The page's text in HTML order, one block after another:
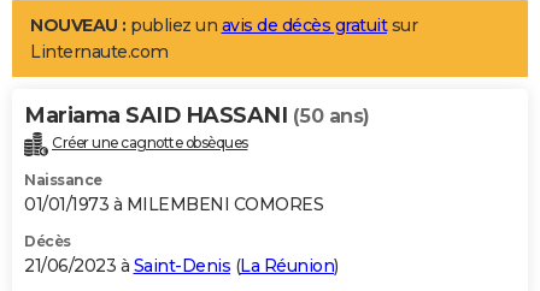
LIFESTYLE
Art de vivre
Bien-être
Loisirs
Mode
Modes de vie
Alimentation
Guide de la santé
Maladies
Médicaments
Sommeil
VOYAGE
Destinations
City break
Voyage nature
Voyage de noces
Forum
Climat
+PHOTO
GUIDES D'ACHAT
BONS PLANS
NOUVEAU : publiez un avis de décès gratuitsur
Linternaute.com
Mariama SAID HASSANI (50 ans)
Créer une cagnotte obsèques
Naissance
01/01/1973 à MILEMBENI COMORES
Décès
21/06/2023 à Saint-Denis (La Réunion)